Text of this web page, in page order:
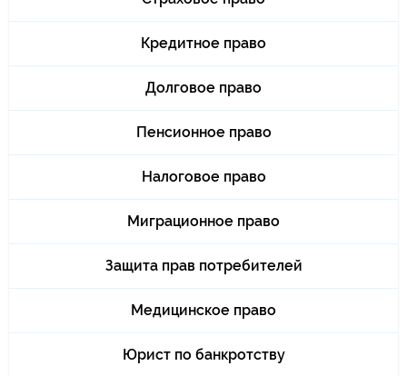
Кредитное право
Долговое право
Пенсионное право
Налоговое право
Миграционное право
Защита прав потребителей
Медицинское право
Юрист по банкротству